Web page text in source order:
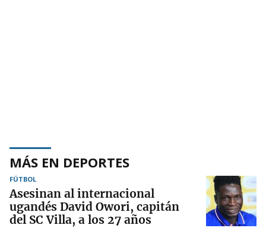
MÁS EN DEPORTES
FÚTBOL
Asesinan al internacional
ugandés David Owori, capitán
del SC Villa, a los 27 años